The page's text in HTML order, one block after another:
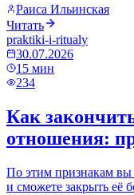
Раиса Ильинская
Читать
praktiki-i-ritualy
30.07.2026
15 мин
234
Как
отношения:
По этим признакам вы
и сможете закрыть её